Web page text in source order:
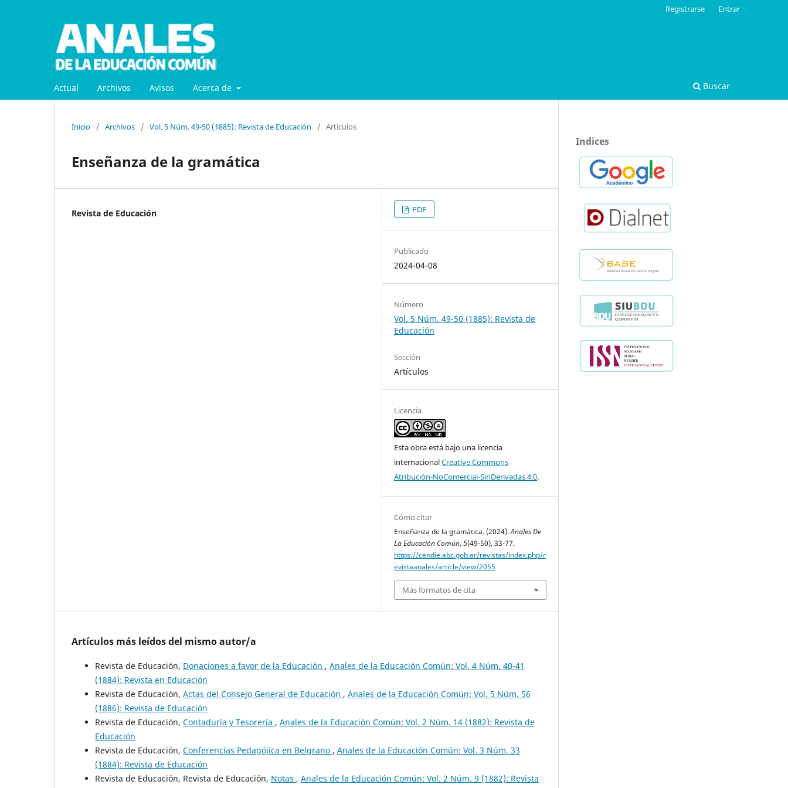
Actual Archivos Avisos Acerca de Buscar
Registrarse Entrar
Inicio / Archivos / Vol. 5 Núm. 49-50 (1885): Revista de Educación / Artículos
Enseñanza de la gramática
Revista de Educación PDF
Publicado
2024-04-08
Número
Vol. 5 Núm. 49-50 (1885): Revista de
Educación
Sección
Artículos
Licencia
Esta obra está bajo una licencia
internacionalCreative Commons
Atribución-NoComercial-SinDerivadas 4.0.
Cómo citar
Enseñanza de la gramática. (2024).Anales De
La Educación Común, 5(49-50), 33-77.
https://cendie.abc.gob.ar/revistas/index.php/r
evistaanales/article/view/2055
Más formatos de cita
Artículos más leídos del mismo autor/a
Revista de Educación, Donaciones a favor de la Educación , Anales de la Educación Común: Vol. 4 Núm. 40-41
(1884): Revista en Educación
Revista de Educación, Actas del Consejo General de Educación , Anales de la Educación Común: Vol. 5 Núm. 56
(1886): Revista de Educación
Revista de Educación, Contaduría y Tesorería , Anales de la Educación Común: Vol. 2 Núm. 14 (1882): Revista de
Educación
Revista de Educación, Conferencias Pedagójica en Belgrano , Anales de la Educación Común: Vol. 3 Núm. 33
(1884): Revista de Educación
Revista de Educación, Revista de Educación, Notas , Anales de la Educación Común: Vol. 2 Núm. 9 (1882): Revista
Indices